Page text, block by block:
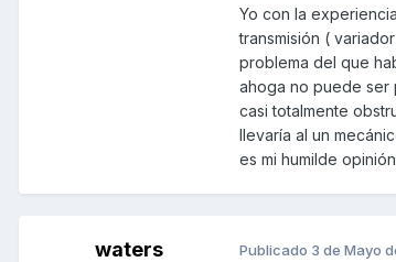
Yo con la
transmisión (
problema del que
ahoga no puede ser
casi totalmente
llevaría al un
es mi humilde opinión
waters Publicado 3 de Mayo